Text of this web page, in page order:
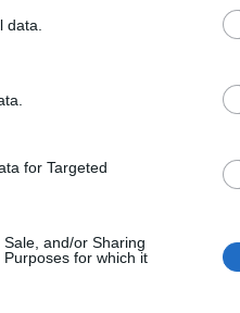
for Targeted
and/or Sharing
for which it